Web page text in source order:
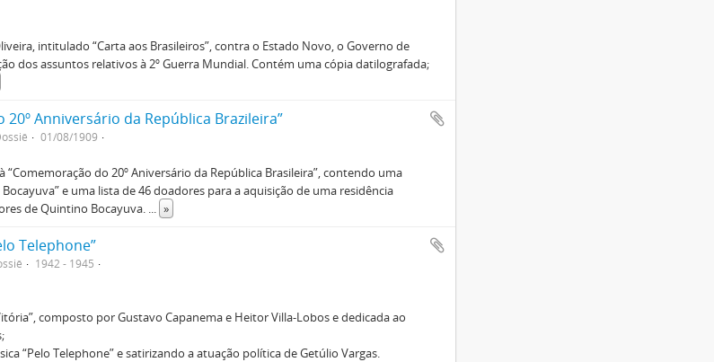
intitulado “Carta aos Brasileiros”, contra o Estado Novo, o Governo de
dos assuntos relativos à 2º Guerra Mundial. Contém uma cópia datilografada;
20º Anniversário da República Brazileira”
01/08/1909
“Comemoração do 20º Aniversário da República Brasileira”, contendo uma
e uma lista de 46 doadores para a aquisição de uma residência
de Quintino Bocayuva. ... »
Telephone”
1942 - 1945
composto por Gustavo Capanema e Heitor Villa-Lobos e dedicada ao
“Pelo Telephone” e satirizando a atuação política de Getúlio Vargas.